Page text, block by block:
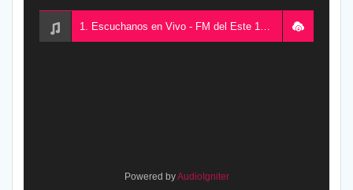
1. Escuchanos en Vivo - FM del Este 100.5, desde Chajarí, Entre Ríos, Argentina
Powered byAudioIgniter